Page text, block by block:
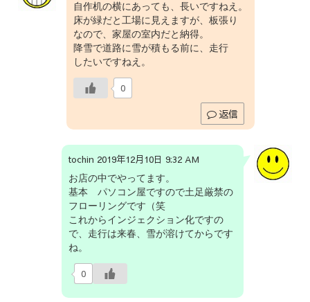
自作机の横にあっても、長いですねえ。
床が緑だと工場に見えますが、板張り
なので、家屋の室内だと納得。
降雪で道路に雪が積もる前に、走行
したいですねえ。
0
返信
tochin 2019年12月10日 9:32 AM
お店の中でやってます。
基本 パソコン屋ですので土足厳禁の
フローリングです（笑
これからインジェクション化ですの
で、走行は来春、雪が溶けてからです
ね。
0